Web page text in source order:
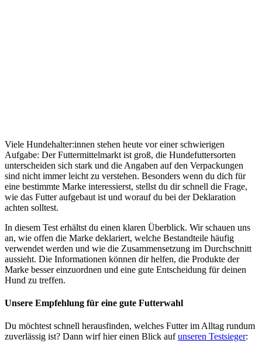
Viele Hundehalter:innen stehen heute vor einer schwierigen
Aufgabe: Der Futtermittelmarkt ist groß, die Hundefuttersorten
unterscheiden sich stark und die Angaben auf den Verpackungen
sind nicht immer leicht zu verstehen. Besonders wenn du dich für
eine bestimmte Marke interessierst, stellst du dir schnell die Frage,
wie das Futter aufgebaut ist und worauf du bei der Deklaration
achten solltest.
In diesem Test erhältst du einen klaren Überblick. Wir schauen uns
an, wie offen die Marke deklariert, welche Bestandteile häufig
verwendet werden und wie die Zusammensetzung im Durchschnitt
aussieht. Die Informationen können dir helfen, die Produkte der
Marke besser einzuordnen und eine gute Entscheidung für deinen
Hund zu treffen.
Unsere Empfehlung für eine gute Futterwahl
Du möchtest schnell herausfinden, welches Futter im Alltag rundum
zuverlässig ist? Dann wirf hier einen Blick aufunseren Testsieger: